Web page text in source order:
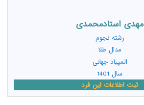
مهدی استادمحمدی
رشته نجوم
مدال طلا
المپیاد جهانی
سال 1401
ثبت اطلاعات این فرد